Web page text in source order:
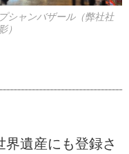
シャンバザール（弊社社
）
遺産にも登録さ